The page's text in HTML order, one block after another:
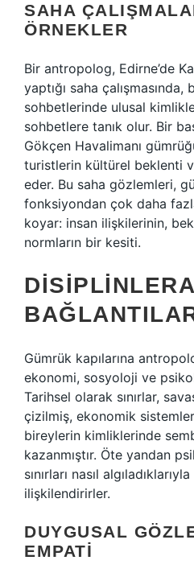
SAHA
ÖRNEKLER
Bir antropolog, Edirne’de
yaptığı saha
sohbetlerinde ulusal
sohbetlere tanık olur. Bir
Gökçen Havalimanı
turistlerin kültürel beklenti
eder. Bu saha gözlemleri,
fonksiyondan çok daha
koyar: insan ilişkilerinin,
normların bir kesiti.
Gümrük kapılarına
ekonomi, sosyoloji ve
Tarihsel olarak sınırlar,
çizilmiş, ekonomik
bireylerin kimliklerinde
kazanmıştır. Öte yandan
sınırları nasıl
ilişkilendirirler.
DUYGUSAL
EMPATI